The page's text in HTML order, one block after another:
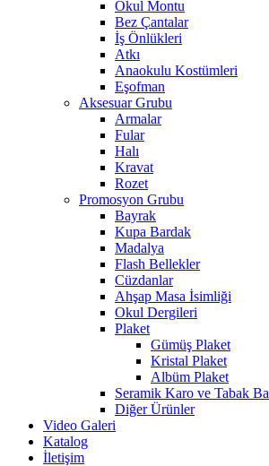
Okul Montu
Bez Çantalar
İş Önlükleri
Atkı
Anaokulu Kostümleri
Eşofman
Aksesuar Grubu
Armalar
Fular
Halı
Kravat
Rozet
Promosyon Grubu
Bayrak
Kupa Bardak
Madalya
Flash Bellekler
Cüzdanlar
Ahşap Masa İsimliği
Okul Dergileri
Plaket
Gümüş Plaket
Kristal Plaket
Albüm Plaket
Seramik Karo ve Tabak
Diğer Ürünler
Video Galeri
Katalog
İletişim